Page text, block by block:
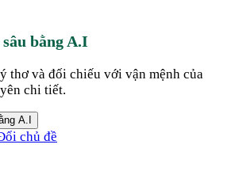
bằng A.I
thơ và đối chiếu với vận mệnh của
chi tiết.
A.I
chủ đề